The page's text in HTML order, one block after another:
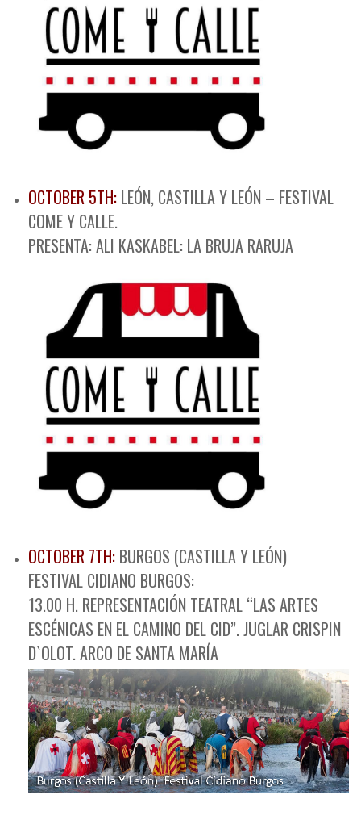
OCTOBER 5TH: LEÓN, CASTILLA Y LEÓN – FESTIVAL
COME Y CALLE.
PRESENTA: ALI KASKABEL: LA BRUJA RARUJA
OCTOBER 7TH: BURGOS (CASTILLA Y LEÓN)
FESTIVAL CIDIANO BURGOS:
13.00 H. REPRESENTACIÓN TEATRAL “LAS ARTES
ESCÉNICAS EN EL CAMINO DEL CID”. JUGLAR CRISPIN
D`OLOT. ARCO DE SANTA MARÍA